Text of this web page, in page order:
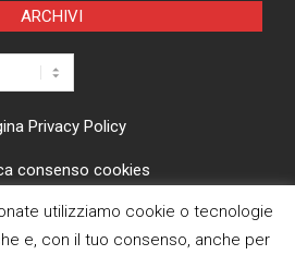
ARCHIVI
Privacy Policy
consenso cookies
ANCHE SU
utilizziamo cookie o tecnologie
e, con il tuo consenso, anche per